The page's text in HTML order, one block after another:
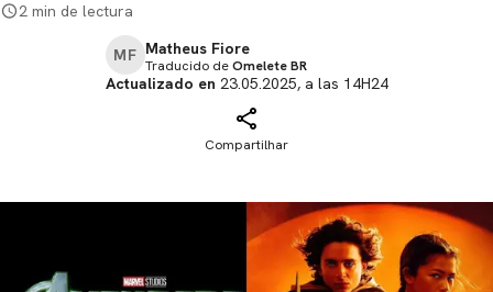
2 min de lectura
MF Matheus Fiore
Traducido deOmelete BR
Actualizado en 23.05.2025, a las 14H24
Compartilhar